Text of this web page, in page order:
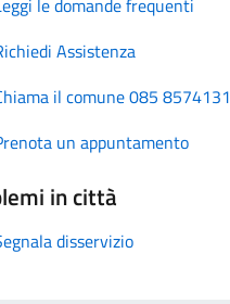
Assistenza
il comune 085 8574131
un appuntamento
in città
disservizio